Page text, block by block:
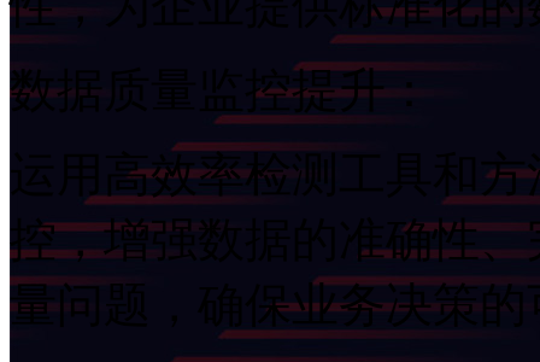
数据质量监控提升：
运用高效率检测工具和方
控，增强数据的准确性
量问题，确保业务决策